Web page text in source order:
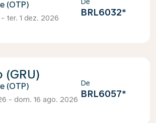
(OTP)
ter. 1 dez. 2026
BRL6032*
(GRU)
(OTP)
- dom. 16 ago. 2026
De
BRL6057*